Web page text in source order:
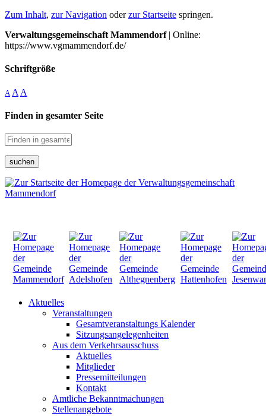
Zum Inhalt, zur Navigation oderzur Startseite springen.
Verwaltungsgemeinschaft Mammendorf| Online:
https://www.vgmammendorf.de/
Schriftgröße
A A A
Finden in gesamter Seite
suchen
Aktuelles
Veranstaltungen
Gesamtveranstaltungs Kalender
Sitzungsangelegenheiten
Aus dem Verkehrsausschuss
Aktuelles
Mitglieder
Pressemitteilungen
Kontakt
Amtliche Bekanntmachungen
Stellenangebote